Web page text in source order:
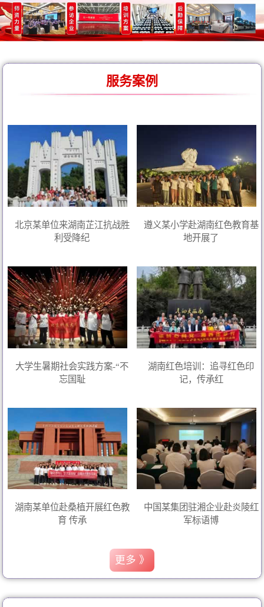
服务案例
北京某单位来湖南芷江抗战胜
利受降纪
遵义某小学赴湖南红色教育基
地开展了
大学生暑期社会实践方案-“不
忘国耻
湖南红色培训：追寻红色印
记，传承红
湖南某单位赴桑植开展红色教
育 传承
中国某集团驻湘企业赴炎陵红
军标语博
更多 》